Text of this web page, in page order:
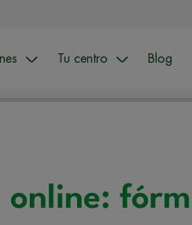
Tu centro Blog